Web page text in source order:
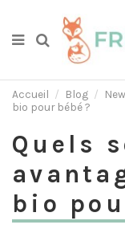
Accueil Blog
bio pour bébé ?
Quels
bio